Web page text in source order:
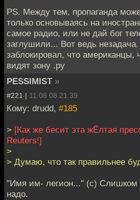
PS. Между тем, пропаганда
только основываясь на
самое радио, или не дай бог
заглушили... Вот ведь
заблокировал, что
видят зону .ру
PESSIMIST »
#221 | 11.08.08 21:39
Кому: drudd, #185
> [Как же бесит эта жЁлтая
Reuters!]
>
> Думаю, что так правильнее
"Имя им- легион..." (с) Слишком
надо.